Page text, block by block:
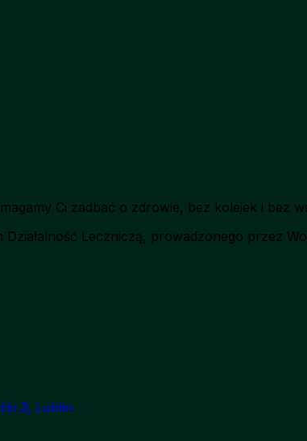
Ci zadbać o zdrowie, bez kolejek i bez
Leczniczą, prowadzonego przez
3, Lublin